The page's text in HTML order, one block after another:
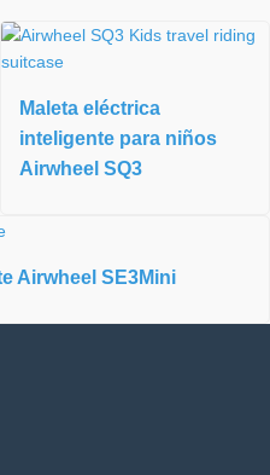
Maleta eléctrica
inteligente para niños
Airwheel SQ3
Airwheel SE3Mini